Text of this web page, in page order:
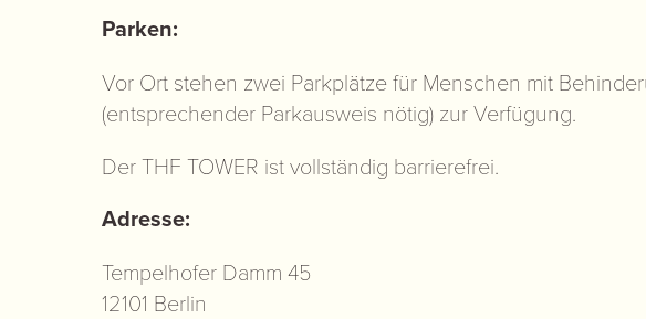
Parken:
Vor Ort stehen zwei Parkplätze für Menschen mit
(entsprechender Parkausweis nötig) zur Verfügung.
Der THF TOWER ist vollständig barrierefrei.
Adresse:
Tempelhofer Damm 45
12101 Berlin